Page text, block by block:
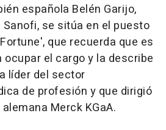
española Belén Garijo,
Sanofi, se sitúa en el puesto
que recuerda que es
el cargo y la describe
líder del sector
de profesión y que dirigió
Merck KGaA.